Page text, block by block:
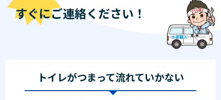
すぐにご連絡ください！
トイレがつまって流れていかない